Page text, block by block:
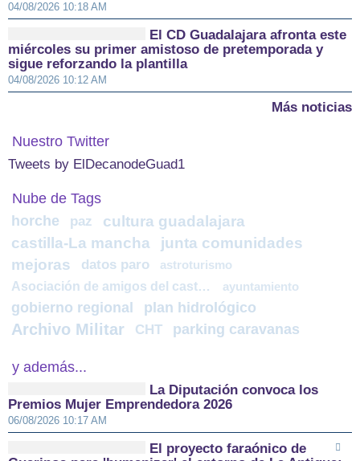
04/08/2026 10:18 AM
El CD Guadalajara afronta este
miércoles su primer amistoso de pretemporada y
sigue reforzando la plantilla
04/08/2026 10:12 AM
Más noticias
Nuestro Twitter
Tweets by ElDecanodeGuad1
Nube de Tags
horche
paz
cultura guadalajara
castilla-La mancha
junta comunidades
mejoras
datos paro astroturismo
Asociación de amigos del castillo de molina ayuntamiento
gobierno regional plan hidrológico
Archivo Militar CHT parking caravanas
y además...
La Diputación convoca los
Premios Mujer Emprendedora 2026
06/08/2026 10:17 AM
El proyecto faraónico de